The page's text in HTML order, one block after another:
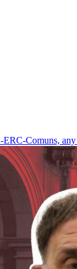
Comuns,